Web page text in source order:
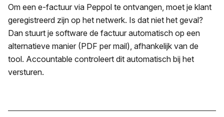
Om een e-factuur via Peppol te ontvangen, moet je klant
geregistreerd zijn op het netwerk. Is dat niet het geval?
Dan stuurt je software de factuur automatisch op een
alternatieve manier (PDF per mail), afhankelijk van de
tool. Accountable controleert dit automatisch bij het
versturen.